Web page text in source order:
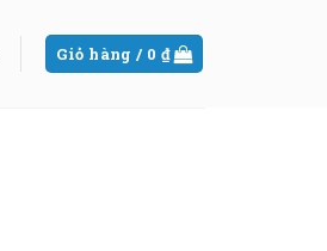
Giỏ hàng / 0 ₫